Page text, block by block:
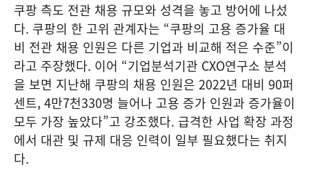
쿠팡 측도 전관 채용 규모와 성격을 놓고 방어에 나섰
다. 쿠팡의 한 고위 관계자는 “쿠팡의 고용 증가율 대
비 전관 채용 인원은 다른 기업과 비교해 적은 수준”이
라고 주장했다. 이어 “기업분석기관 CXO연구소 분석
을 보면 지난해 쿠팡의 채용 인원은 2022년 대비 90퍼
센트, 4만7천330명 늘어나 고용 증가 인원과 증가율이
모두 가장 높았다”고 강조했다. 급격한 사업 확장 과정
에서 대관 및 규제 대응 인력이 일부 필요했다는 취지
다.